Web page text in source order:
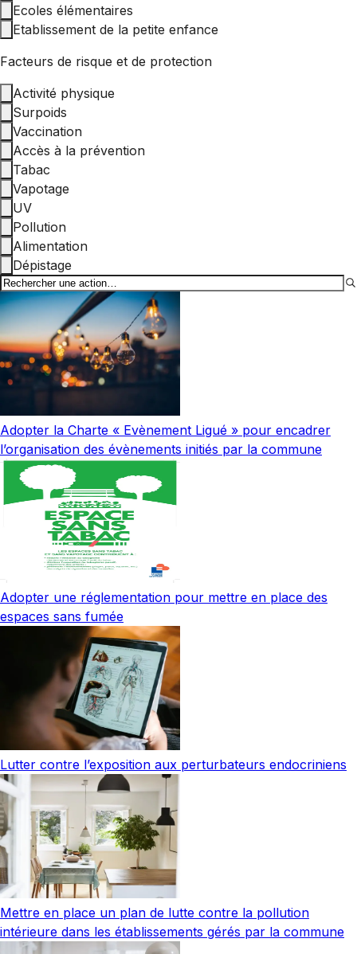
Ecoles élémentaires
Etablissement de la petite enfance
Facteurs de risque et de protection
Activité physique
Surpoids
Vaccination
Accès à la prévention
Tabac
Vapotage
UV
Pollution
Alimentation
Dépistage
Adopter la Charte « Evènement Ligué » pour encadrer
l’organisation des évènements initiés par la commune
Adopter une réglementation pour mettre en place des
espaces sans fumée
Lutter contre l’exposition aux perturbateurs endocriniens
Mettre en place un plan de lutte contre la pollution
intérieure dans les établissements gérés par la commune